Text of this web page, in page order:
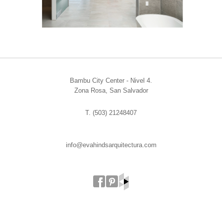
Bambu City Center - Nivel 4.
Zona Rosa, San Salvador
T. (503) 21248407
info@evahindsarquitectura.com